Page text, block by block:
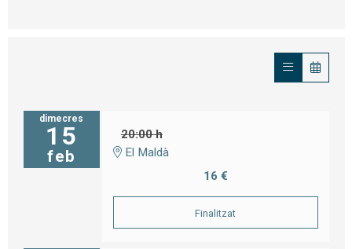
dimecres
15
feb
20:00 h
El Maldà
16 €
Finalitzat